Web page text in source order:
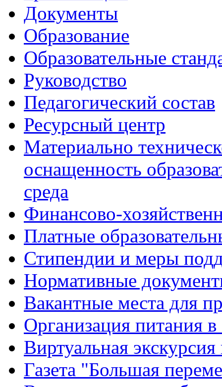
Документы
Образование
Образовательные
Руководство
Педагогический состав
Ресурсный центр
Материально
оснащенность
среда
Финансово-
Платные
Стипендии и меры
Нормативные
Вакантные места для
Организация питания в
Виртуальная
Газета "Большая